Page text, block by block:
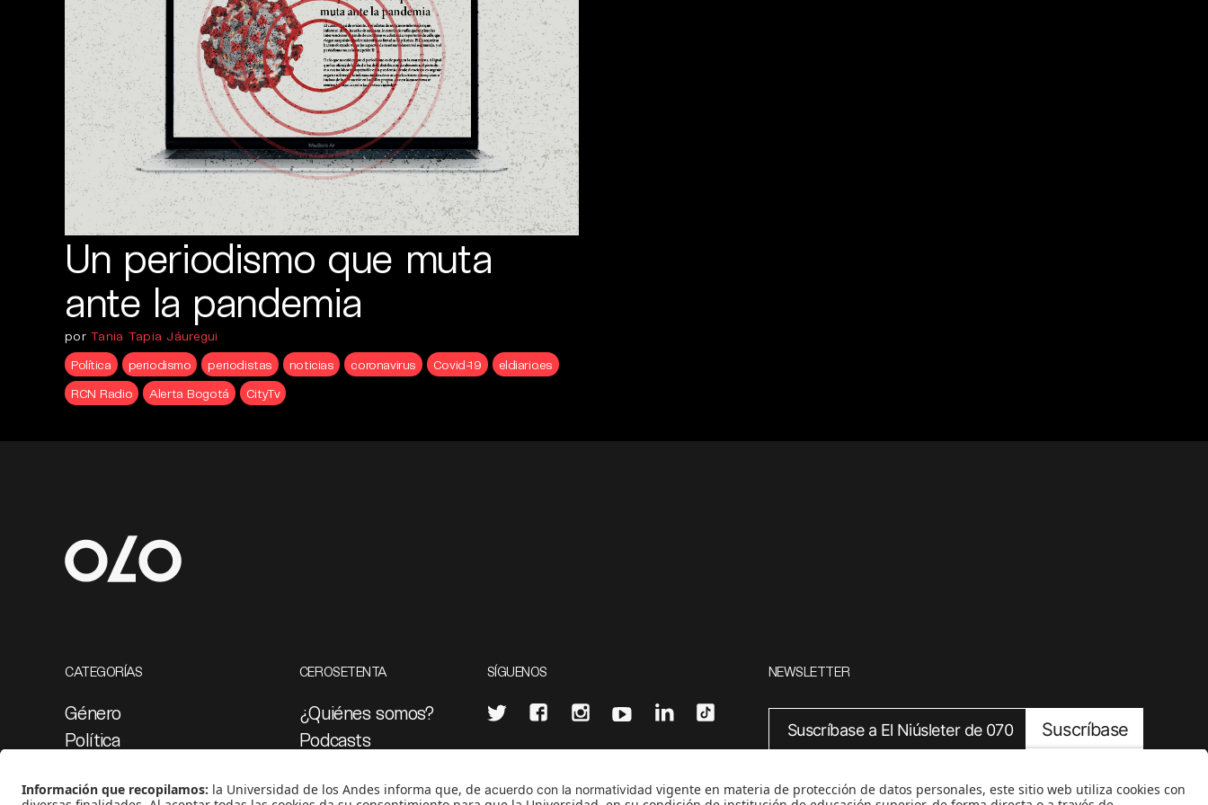
Un periodismo que muta
ante la pandemia
porTania Tapia Jáuregui
Política
periodismo periodistas noticias coronavirus Covid-19
eldiario.es
RCN Radio
Alerta Bogotá CityTv
CATEGORÍAS
Género
Política
Medio ambiente
CEROSETENTA
¿Quiénes somos?
Podcasts
Proyectos 070
SÍGUENOS NEWSLETTER
Suscríbase